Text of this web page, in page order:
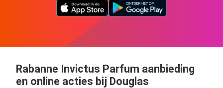
Rabanne Invictus Parfum aanbieding
en online acties bij Douglas